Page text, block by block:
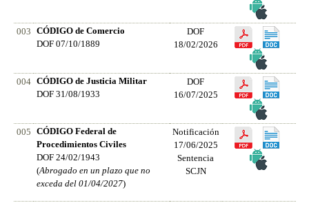
003
CÓDIGO de Comercio
DOF 07/10/1889
DOF
18/02/2026
004 CÓDIGO de Justicia Militar
DOF 31/08/1933
DOF
16/07/2025
005
CÓDIGO Federal de
Procedimientos Civiles
DOF 24/02/1943
(Abrogado en un plazo que no
exceda del 01/04/2027)
Notificación
17/06/2025
Sentencia
SCJN